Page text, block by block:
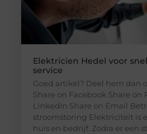
Elektricien Hedel voor
service
Goed artikel? Deel hem dan
Share on Facebook Share on
LinkedIn Share on Email
stroomstoring Elektriciteit is
huis en bedrijf. Zodra er een